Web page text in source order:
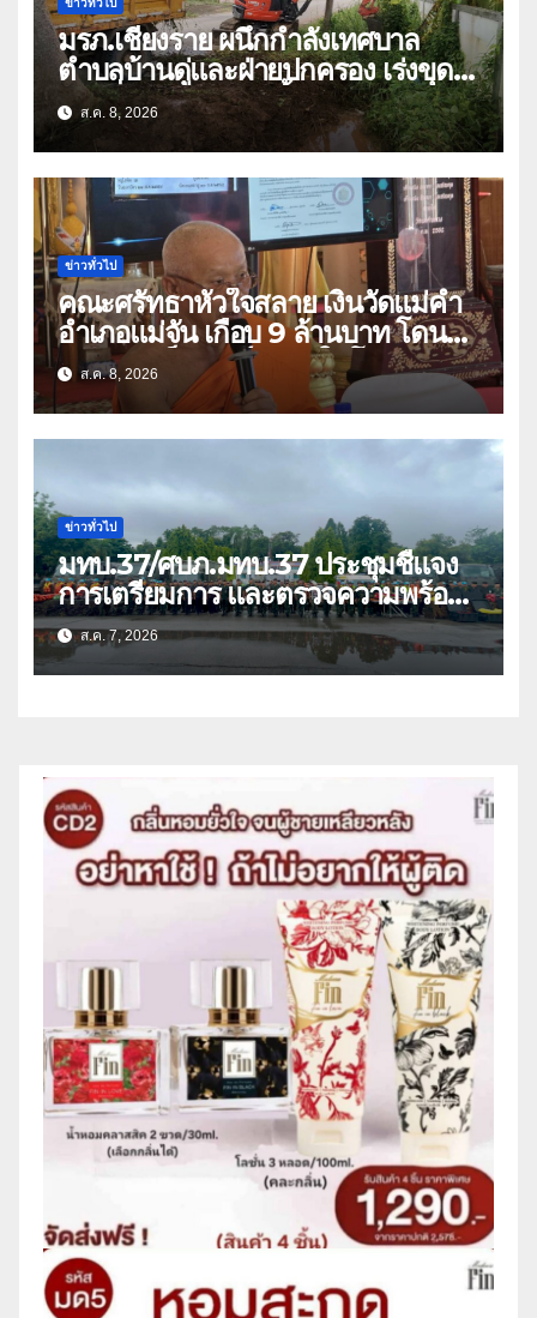
ข่าวทั่วไป
มรภ.เชียงราย ผนึกกำลังเทศบาล
ตำบลบ้านดู่และฝ่ายปกครอง เร่งขุด
ลอกสิ่งกีดขวางทางน้ำ ป้องกันและลด
ปัญหาน้ำท่วม
ส.ค. 8, 2026
ข่าวทั่วไป
คณะศรัทธาหัวใจสลาย เงินวัดแม่คำ
อำเภอแม่จัน เกือบ 9 ล้านบาท โดน
แก๊งคอลเซ็นเตอร์หลอกให้โอนข้ามปีก
ว่า 66 บัญชี
ส.ค. 8, 2026
ข่าวทั่วไป
มทบ.37/ศบภ.มทบ.37 ประชุมชี้แจง
การเตรียมการ และตรวจความพร้อม
ด้านการบรรเทาสาธารณภัย
ส.ค. 7, 2026